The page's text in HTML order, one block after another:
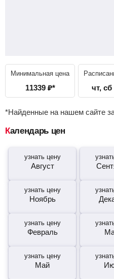
Минимальная цена
11339 ₽* чт, сб
*Найденные на нашем сайте
Календарь цен
узнать цену
Август
узнать цену
Ноябрь
узнать цену
Февраль
узнать цену
Май